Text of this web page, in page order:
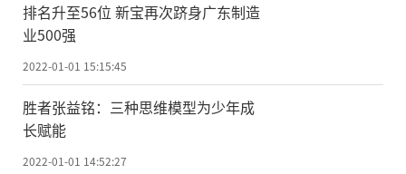
排名升至56位 新宝再次跻身广东制造
业500强
2022-01-01 15:15:45
胜者张益铭：三种思维模型为少年成
长赋能
2022-01-01 14:52:27